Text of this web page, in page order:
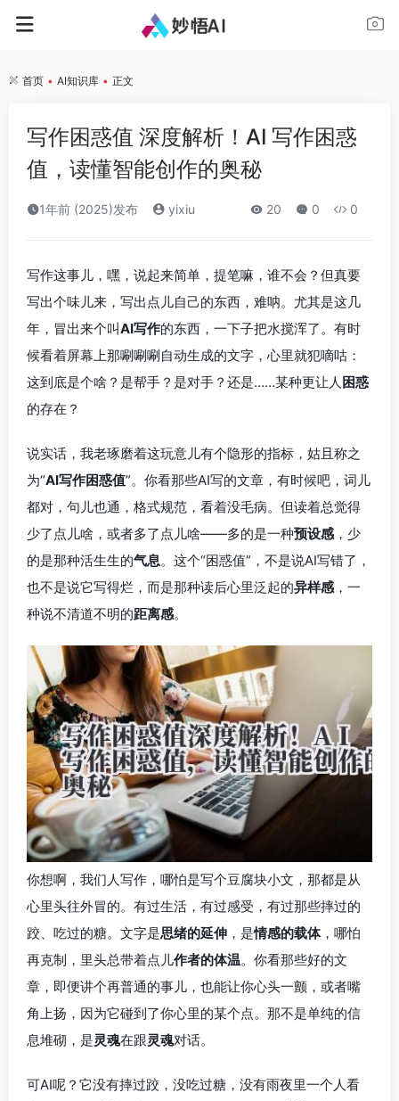
首页 • AI知识库 • 正文
写作困惑值 深度解析！AI 写作困惑
值，读懂智能创作的奥秘
1年前 (2025)发布 yixiu 20 0 0
写作这事儿，嘿，说起来简单，提笔嘛，谁不会？但真要
写出个味儿来，写出点儿自己的东西，难呐。尤其是这几
年，冒出来个叫AI写作的东西，一下子把水搅浑了。有时
候看着屏幕上那唰唰唰自动生成的文字，心里就犯嘀咕：
这到底是个啥？是帮手？是对手？还是……某种更让人困惑
的存在？
说实话，我老琢磨着这玩意儿有个隐形的指标，姑且称之
为“AI写作困惑值”。你看那些AI写的文章，有时候吧，词儿
都对，句儿也通，格式规范，看着没毛病。但读着总觉得
少了点儿啥，或者多了点儿啥——多的是一种预设感，少
的是那种活生生的气息。这个“困惑值”，不是说AI写错了，
也不是说它写得烂，而是那种读后心里泛起的异样感，一
种说不清道不明的距离感。
你想啊，我们人写作，哪怕是写个豆腐块小文，那都是从
心里头往外冒的。有过生活，有过感受，有过那些摔过的
跤、吃过的糖。文字是思绪的延伸 ，是情感的载体，哪怕
再克制，里头总带着点儿作者的体温。你看那些好的文
章，即便讲个再普通的事儿，也能让你心头一颤，或者嘴
角上扬，因为它碰到了你心里的某个点。那不是单纯的信
息堆砌，是灵魂在跟灵魂对话。
可AI呢？它没有摔过跤，没吃过糖，没有雨夜里一个人看